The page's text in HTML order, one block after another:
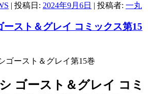
| 投稿日: 2024年9月6日 | 投稿者: 一丸
ースト＆グレイ コミックス第15
ゴースト＆グレイ コミ